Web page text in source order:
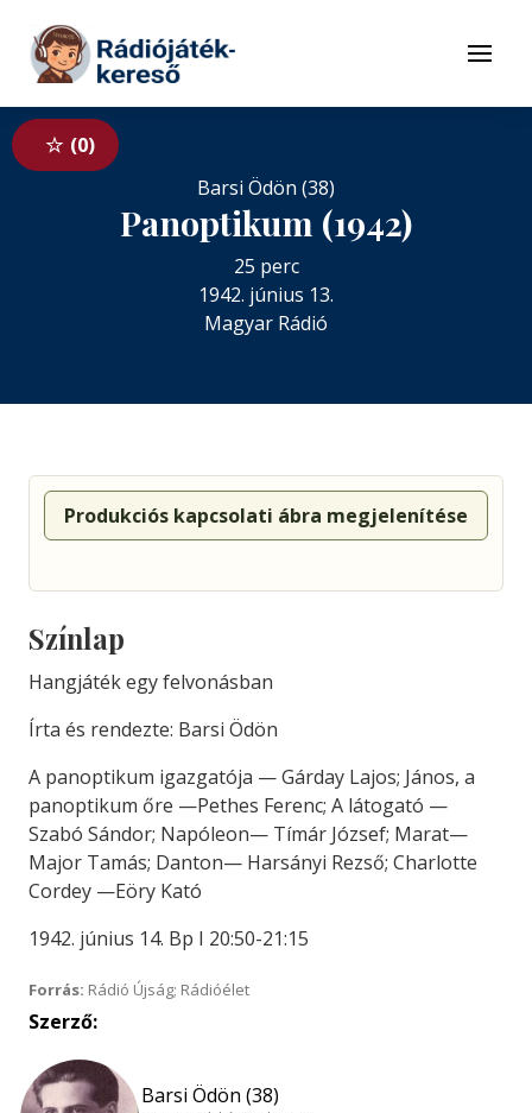
Tovább a tartalomhoz
Menü
0
Barsi Ödön (38)
Panoptikum (1942)
25 perc
1942. június 13.
Magyar Rádió
Produkciós kapcsolati ábra megjelenítése
Színlap
Hangjáték egy felvonásban
Írta és rendezte: Barsi Ödön
A panoptikum igazgatója — Gárday Lajos; János, a
panoptikum őre —Pethes Ferenc; A látogató —
Szabó Sándor; Napóleon— Tímár József; Marat—
Major Tamás; Danton— Harsányi Rezső; Charlotte
Cordey —Eöry Kató
1942. június 14. Bp I 20:50-21:15
Forrás: Rádió Újság; Rádióélet
Szerző:
Barsi Ödön (38)